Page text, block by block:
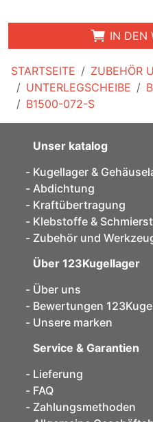
STARTSEITE
ZUBEHÖR
UNTERLEGSCHEIBE
B1500-072-S
IN DEN
Unser katalog
Kugellager &
Abdichtung
Kraftübertragung
Klebstoffe &
Zubehör und
Über 123Kugellager
Über uns
Bewertungen
Unsere marken
Service & Garantien
Lieferung
FAQ
Zahlungsmethoden